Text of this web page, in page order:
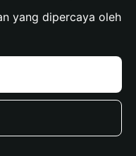
yang dipercaya oleh